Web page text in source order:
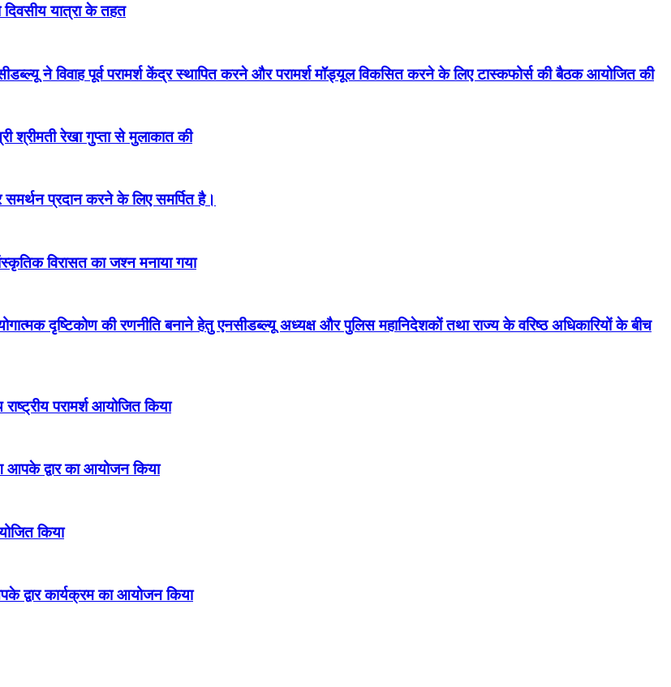
दिवसीय यात्रा के तहत
ने विवाह पूर्व परामर्श केंद्र स्थापित करने और परामर्श मॉड्यूल विकसित करने के लिए टास्कफोर्स की बैठक आयोजित की
श्रीमती रेखा गुप्ता से मुलाकात की
प्रदान करने के लिए समर्पित है।
विरासत का जश्न मनाया गया
दृष्टिकोण की रणनीति बनाने हेतु एनसीडब्ल्यू अध्यक्ष और पुलिस महानिदेशकों तथा राज्य के वरिष्ठ अधिकारियों के बीच
परामर्श आयोजित किया
आपके द्वार का आयोजन किया
किया
द्वार कार्यक्रम का आयोजन किया